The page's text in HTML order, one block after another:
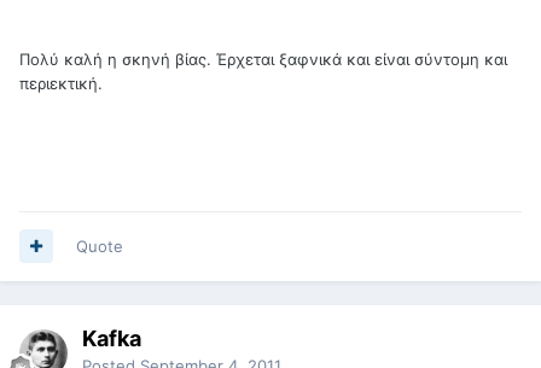
Πολύ καλή η σκηνή βίας. Έρχεται ξαφνικά και είναι σύντομη και
περιεκτική.
Quote
Kafka